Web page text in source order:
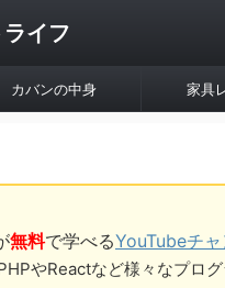
イフ
カバンの中身 家具
無料で学べるYouTubeチ
やReactなど様々なプロ